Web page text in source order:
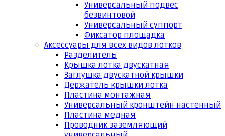
Универсальный подвес
безвинтовой
Универсальный суппорт
Фиксатор площадка
Аксессуары для всех видов лотков
Разделитель
Крышка лотка двускатная
Заглушка двускатной крышки
Держатель крышки лотка
Пластина монтажная
Универсальный кронштейн настенный
Пластина медная
Проводник заземляющий